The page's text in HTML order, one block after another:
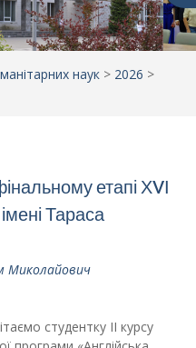
наук > 2026 >
етапі ХVІ
Тараса
Миколайович
студентку II курсу